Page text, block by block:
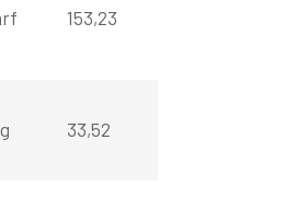
153,23
33,52